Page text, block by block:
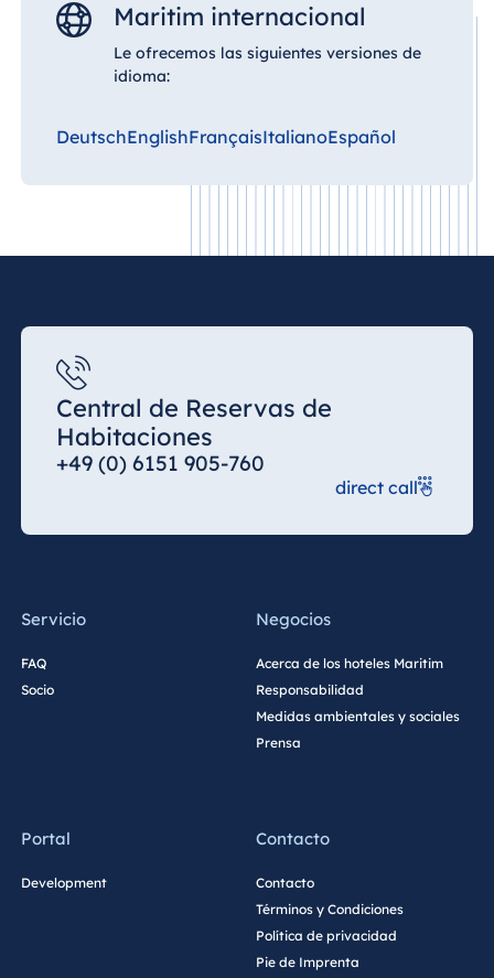
Maritim internacional
Le ofrecemos las siguientes versiones de
idioma:
DeutschEnglishFrançaisItalianoEspañol
Central de Reservas de
Habitaciones
+49 (0) 6151 905-760
direct call
Servicio
FAQ
Socio
Negocios
Acerca de los hoteles Maritim
Responsabilidad
Medidas ambientales y sociales
Prensa
Portal
Development
Contacto
Contacto
Términos y Condiciones
Política de privacidad
Pie de Imprenta